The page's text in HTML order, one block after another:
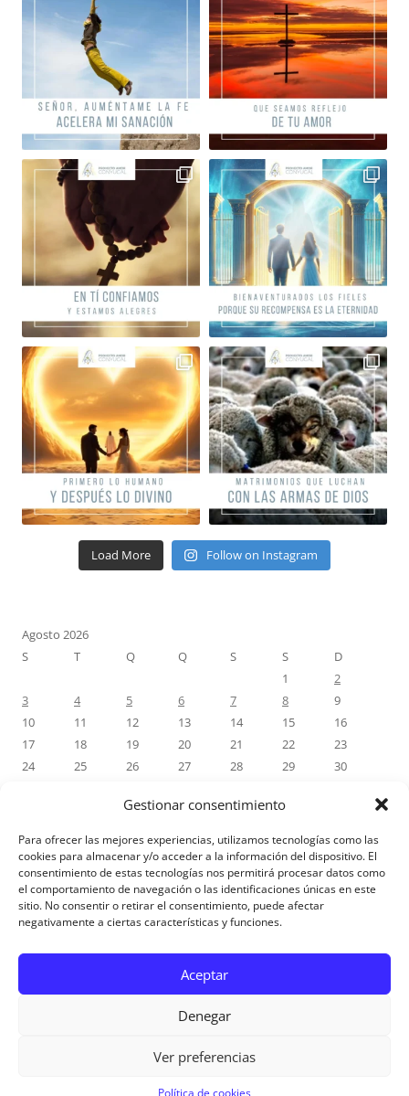
Gestionar consentimiento
Para ofrecer las mejores experiencias, utilizamos tecnologías como las
cookies para almacenar y/o acceder a la información del dispositivo. El
consentimiento de estas tecnologías nos permitirá procesar datos como
el comportamiento de navegación o las identificaciones únicas en este
sitio. No consentir o retirar el consentimiento, puede afectar
negativamente a ciertas características y funciones.
Aceptar
Denegar
Ver preferencias
Política de cookies
Load More Follow on Instagram
Agosto 2026
S
T Q Q S S
D
1
2
3
4 5 6 7 8
9
10
11 12 13 14 15
16
17
18 19 20 21 22
23
24
25 26 27 28 29
30
COMENTÁRIOS RECENTES
Política de privacidad|